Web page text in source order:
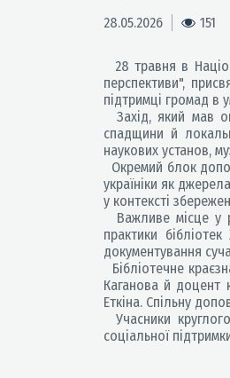
28.05.2026 151
28 травня в
перспективи",
підтримці громад в
Захід, який мав
спадщини й
наукових установ,
Окремий блок
україніки як
у контексті
Важливе місце у
практики
документування
Бібліотечне
Каганова й доцент
Еткіна. Спільну
Учасники
соціальної